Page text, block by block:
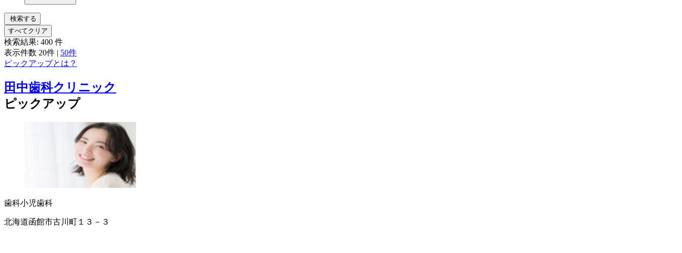
検索する
すべてクリア
検索結果: 400 件
表示件数 20件 | 50件
ピックアップとは？
田中歯科クリニック
ピックアップ
歯科小児歯科
北海道函館市古川町１３－３